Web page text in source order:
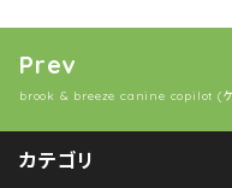
Prev
カテゴリ